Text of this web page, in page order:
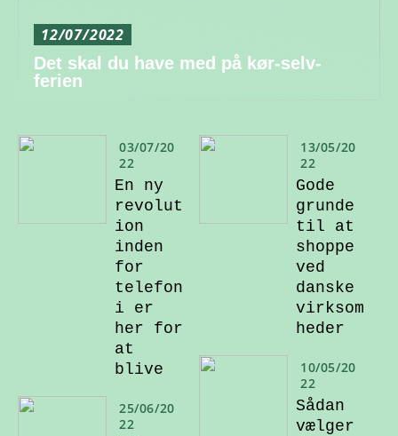
12/07/2022
Det skal du have med på kør-selv-
ferien
03/07/20
22
En ny
revolut
ion
inden
for
telefon
i er
her for
at
blive
25/06/20
22
13/05/20
22
Gode
grunde
til at
shoppe
ved
danske
virksom
heder
10/05/20
22
Sådan
vælger